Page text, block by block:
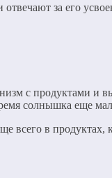
за его
с продуктами и
солнышка еще
всего в